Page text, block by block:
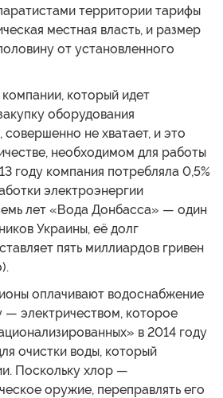
территории тарифы
местная власть, и размер
от установленного
который идет
оборудования
не хватает, и это
необходимом для работы
году компания потребляла 0,5%
электроэнергии
лет «Вода Донбасса» — один
Украины, её долг
пять миллиардов гривен
оплачивают водоснабжение
— электричеством, которое
в 2014 году
очистки воды, который
Поскольку хлор —
оружие, переправлять его